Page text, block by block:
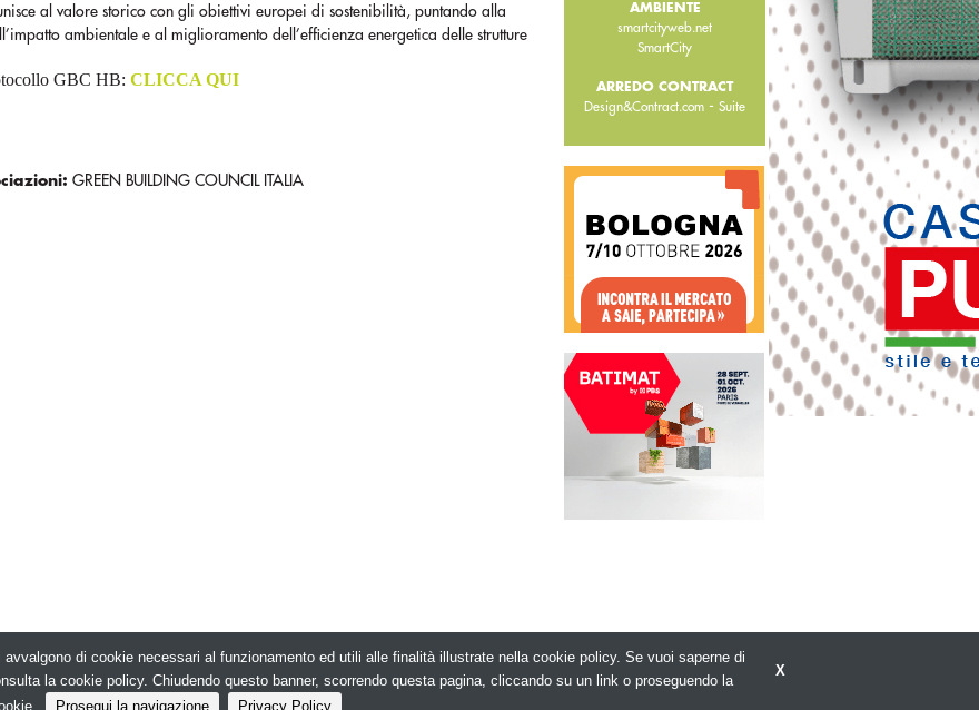
al valore storico con gli obiettivi europei di sostenibilità, puntando alla
ambientale e al miglioramento dell’efficienza energetica delle strutture
GBC HB:CLICCA QUI
GREEN BUILDING COUNCIL ITALIA
AMBIENTE
smartcityweb.net
SmartCity
ARREDO CONTRACT
Design&Contract.com -Suite
Edilizia in Rete - N.ro Iscrizione ROC 5836 -Privacy policy X
di cookie necessari al funzionamento ed utili alle finalità illustrate nella cookie policy. Se vuoi saperne di
la cookie policy. Chiudendo questo banner, scorrendo questa pagina, cliccando su un link o proseguendo la
Prosegui la navigazione Privacy Policy